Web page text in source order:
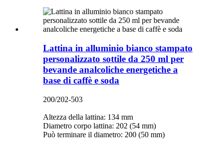
Lattina in alluminio bianco stampato
personalizzato sottile da 250 ml per
bevande analcoliche energetiche a
base di caffè e soda
200/202-503
Altezza della lattina: 134 mm
Diametro corpo lattina: 202 (54 mm)
Può terminare il diametro: 200 (50 mm)